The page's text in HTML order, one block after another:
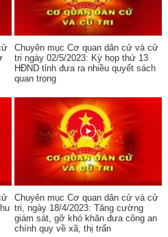
Chuyên mục Cơ quan dân cử và cử
tri ngày 02/5/2023: Kỳ họp thứ 13
HĐND tỉnh đưa ra nhiều quyết sách
quan trọng
Chuyên mục Cơ quan dân cử và cử
tri, ngày 18/4/2023: Tăng cường
giám sát, gỡ khó khăn đưa công an
chính quy về xã, thị trấn